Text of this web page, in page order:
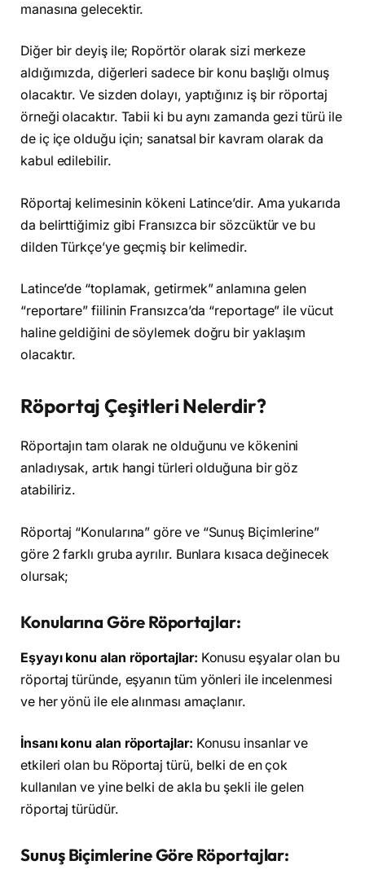
manasına gelecektir.
Diğer bir deyiş ile; Ropörtör olarak sizi merkeze
aldığımızda, diğerleri sadece bir konu başlığı olmuş
olacaktır. Ve sizden dolayı, yaptığınız iş bir röportaj
örneği olacaktır. Tabii ki bu aynı zamanda gezi türü ile
de iç içe olduğu için; sanatsal bir kavram olarak da
kabul edilebilir.
Röportaj kelimesinin kökeni Latince’dir. Ama yukarıda
da belirttiğimiz gibi Fransızca bir sözcüktür ve bu
dilden Türkçe’ye geçmiş bir kelimedir.
Latince’de “toplamak, getirmek” anlamına gelen
“reportare” fiilinin Fransızca’da “reportage” ile vücut
haline geldiğini de söylemek doğru bir yaklaşım
olacaktır.
Röportaj Çeşitleri Nelerdir?
Röportajın tam olarak ne olduğunu ve kökenini
anladıysak, artık hangi türleri olduğuna bir göz
atabiliriz.
Röportaj “Konularına” göre ve “Sunuş Biçimlerine”
göre 2 farklı gruba ayrılır. Bunlara kısaca değinecek
olursak;
Konularına Göre Röportajlar:
Eşyayı konu alan röportajlar: Konusu eşyalar olan bu
röportaj türünde, eşyanın tüm yönleri ile incelenmesi
ve her yönü ile ele alınması amaçlanır.
İnsanı konu alan röportajlar: Konusu insanlar ve
etkileri olan bu Röportaj türü, belki de en çok
kullanılan ve yine belki de akla bu şekli ile gelen
röportaj türüdür.
Sunuş Biçimlerine Göre Röportajlar: